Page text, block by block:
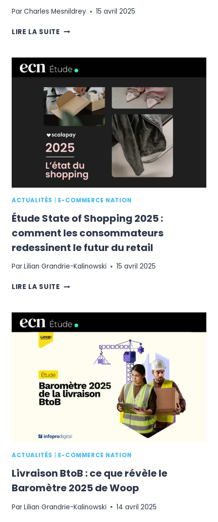
ParCharles Mesnildrey 15 avril 2025
LIRE LA SUITE TOP
PRÉFÉRÉES
VS
LES
PLUS
VISITÉES
EN
FRANCE
–
JOURNAL
DU
E-
COMMERCE
ACTUALITÉS E-COMMERCE NATION
Étude State of Shopping 2025 :
comment les consommateurs
redessinent le futur du retail
ParLilian Grandrie-Kalinowski 15 avril 2025
LIRE LA SUITE ÉTUDE
SHOPPING
2025
COMMENT
CONSOMMATEURS
LE
FUTUR
DU
ACTUALITÉS E-COMMERCE NATION
Livraison BtoB : ce que révèle le
Baromètre 2025 de Woop
ParLilian Grandrie-Kalinowski 14 avril 2025